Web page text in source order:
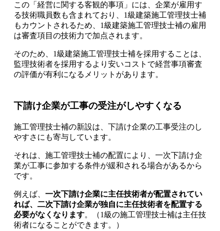
この「経営に関する客観的事項」には、企業が雇用す
る技術職員数も含まれており、1級建築施工管理技士補
もカウントされるため、 1級建築施工管理技士補の雇用
は審査項目の技術力で加点されます。
そのため、1級建築施工管理技士補を採用することは、
監理技術者を採用するより安いコストで経営事項審査
の評価が有利になるメリットがあります。
下請け企業が工事の受注がしやすくなる
施工管理技士補の新設は、下請け企業の工事受注のし
やすさにも寄与しています。
それは、施工管理技士補の配置により、 一次下請け企
業が工事に参加する条件が緩和される場合があるから
です。
例えば、 一次下請け企業に主任技術者が配置されてい
れば、二次下請け企業が独自に主任技術者を配置する
必要がなくなります。（1級の施工管理技士補は主任技
術者になることができます。）